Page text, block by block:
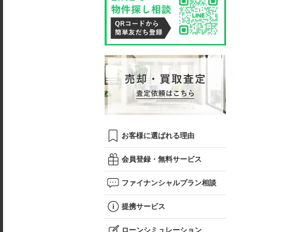
お客様に選ばれる理由
会員登録・無料サービス
ファイナンシャルプラン相談
提携サービス
ローンシミュレーション